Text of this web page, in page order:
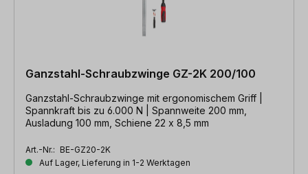
Ganzstahl-Schraubzwinge GZ-2K 200/100
Ganzstahl-Schraubzwinge mit ergonomischem Griff |
Spannkraft bis zu 6.000 N | Spannweite 200 mm,
Ausladung 100 mm, Schiene 22 x 8,5 mm
Art.-Nr.: BE-GZ20-2K
Auf Lager, Lieferung in 1-2 Werktagen